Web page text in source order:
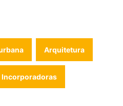
Arquitetura
Incorporadoras